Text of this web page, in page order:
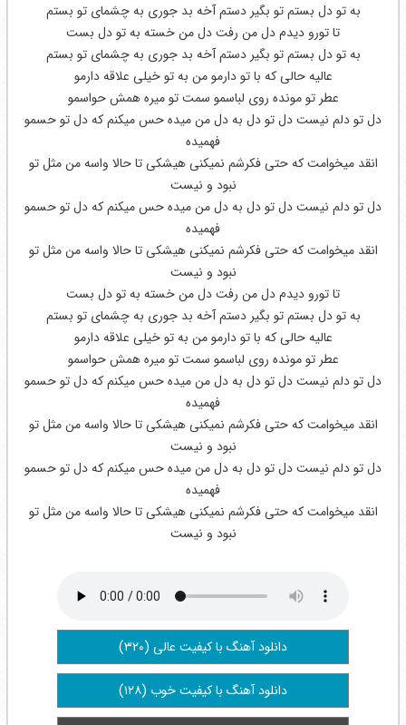
به تو دل بستم تو بگیر دستم آخه بد جوری به چشمای تو بستم
تا تورو دیدم دل من رفت دل من خسته به تو دل بست
به تو دل بستم تو بگیر دستم آخه بد جوری به چشمای تو بستم
عالیه حالی که با تو دارمو من به تو خیلی علاقه دارمو
عطر تو مونده روی لباسمو سمت تو میره همش حواسمو
دل تو دلم نیست دل تو دل به دل من میده حس میکنم که دل تو حسمو
فهمیده
انقد میخوامت که حتی فکرشم نمیکنی هیشکی تا حالا واسه من مثل تو
نبود و نیست
دل تو دلم نیست دل تو دل به دل من میده حس میکنم که دل تو حسمو
فهمیده
انقد میخوامت که حتی فکرشم نمیکنی هیشکی تا حالا واسه من مثل تو
نبود و نیست
تا تورو دیدم دل من رفت دل من خسته به تو دل بست
به تو دل بستم تو بگیر دستم آخه بد جوری به چشمای تو بستم
عالیه حالی که با تو دارمو من به تو خیلی علاقه دارمو
عطر تو مونده روی لباسمو سمت تو میره همش حواسمو
دل تو دلم نیست دل تو دل به دل من میده حس میکنم که دل تو حسمو
فهمیده
انقد میخوامت که حتی فکرشم نمیکنی هیشکی تا حالا واسه من مثل تو
نبود و نیست
دل تو دلم نیست دل تو دل به دل من میده حس میکنم که دل تو حسمو
فهمیده
انقد میخوامت که حتی فکرشم نمیکنی هیشکی تا حالا واسه من مثل تو
نبود و نیست
دانلود آهنگ با کیفیت عالی (۳۲۰)
دانلود آهنگ با کیفیت خوب (۱۲۸)